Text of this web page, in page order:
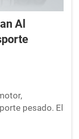
Al
pesado. El
para
su